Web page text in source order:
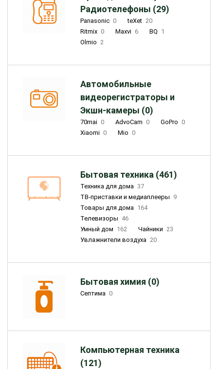
Радиотелефоны (29)
Panasonic 0 teXet 20
Ritmix 0 Maxvi 6 BQ 1
Olmio 2
Автомобильные
видеорегистраторы и
Экшн-камеры (0)
70mai 0 AdvoCam 0 GoPro 0
Xiaomi 0 Mio 0
Бытовая техника (461)
Техника для дома 37
ТВ-приставки и медиаплееры 9
Товары для дома 164
Телевизоры 46
Умный дом 162 Чайники 23
Увлажнители воздуха 20
Бытовая химия (0)
Септима 0
Компьютерная техника
(121)